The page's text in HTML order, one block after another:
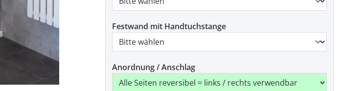
Festwand mit Handtuchstange
Anordnung / Anschlag